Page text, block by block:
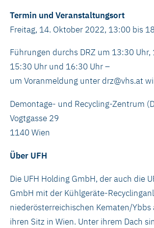
Termin und Veranstaltungsort
Freitag, 14. Oktober 2022, 13:00 bis
Führungen durchs DRZ um 13:30 Uhr,
15:30 Uhr und 16:30 Uhr –
um Voranmeldung unter drz@vhs.at
Demontage- und Recycling-Zentrum
Vogtgasse 29
1140 Wien
Über UFH
Die UFH Holding GmbH, der auch die
GmbH mit der Kühlgeräte-
niederösterreichischen Kematen/Ybbs
ihren Sitz in Wien. Unter ihrem Dach